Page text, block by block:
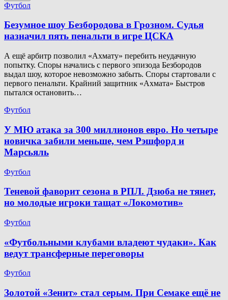
Футбол
Безумное шоу Безбородова в Грозном. Судья
назначил пять пенальти в игре ЦСКА
А ещё арбитр позволил «Ахмату» перебить неудачную
попытку. Споры начались с первого эпизода Безбородов
выдал шоу, которое невозможно забыть. Споры стартовали с
первого пенальти. Крайний защитник «Ахмата» Быстров
пытался остановить…
Футбол
У МЮ атака за 300 миллионов евро. Но четыре
новичка забили меньше, чем Рэшфорд и
Марсьяль
Футбол
Теневой фаворит сезона в РПЛ. Дзюба не тянет,
но молодые игроки тащат «Локомотив»
Футбол
«Футбольными клубами владеют чудаки». Как
ведут трансферные переговоры
Футбол
Золотой «Зенит» стал серым. При Семаке ещё не